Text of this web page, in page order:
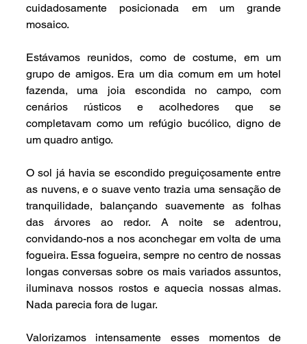
cuidadosamente posicionada em um grande
mosaico.
Estávamos reunidos, como de costume, em um
grupo de amigos. Era um dia comum em um hotel
fazenda, uma joia escondida no campo, com
cenários rústicos e acolhedores que se
completavam como um refúgio bucólico, digno de
um quadro antigo.
O sol já havia se escondido preguiçosamente entre
as nuvens, e o suave vento trazia uma sensação de
tranquilidade, balançando suavemente as folhas
das árvores ao redor. A noite se adentrou,
convidando-nos a nos aconchegar em volta de uma
fogueira. Essa fogueira, sempre no centro de nossas
longas conversas sobre os mais variados assuntos,
iluminava nossos rostos e aquecia nossas almas.
Nada parecia fora de lugar.
Valorizamos intensamente esses momentos de